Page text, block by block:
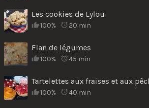
Les cookies de Lylou
100% 20 min
Flan de légumes
100% 45 min
Tartelettes aux fraises et aux
100% 40 min